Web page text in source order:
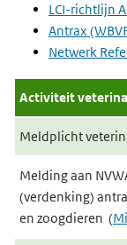
LCI-richtlijn
Antrax
Netwerk
Activiteit
Meldplicht
Melding aan
(verdenking)
en zoogdieren (